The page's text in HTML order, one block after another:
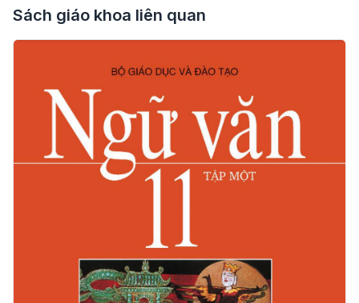
Sách giáo khoa liên quan